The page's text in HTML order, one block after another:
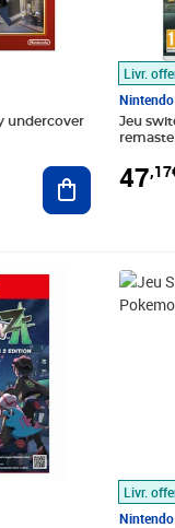
undercover
Ajouter au
Livr.
Nintendo
Jeu
47
Livr.
Nintendo
Prix